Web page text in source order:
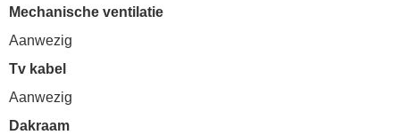
Mechanische ventilatie
Aanwezig
Tv kabel
Aanwezig
Dakraam